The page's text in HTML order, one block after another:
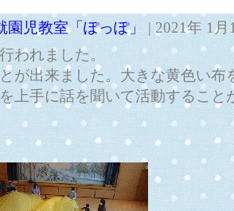
園児教室「ぽっぽ」
| 2021年 1
われました。
が出来ました。大きな黄色い布
上手に話を聞いて活動すること